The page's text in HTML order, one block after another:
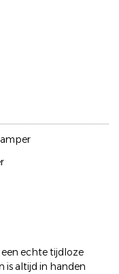
een echte tijdloze
is altijd in handen